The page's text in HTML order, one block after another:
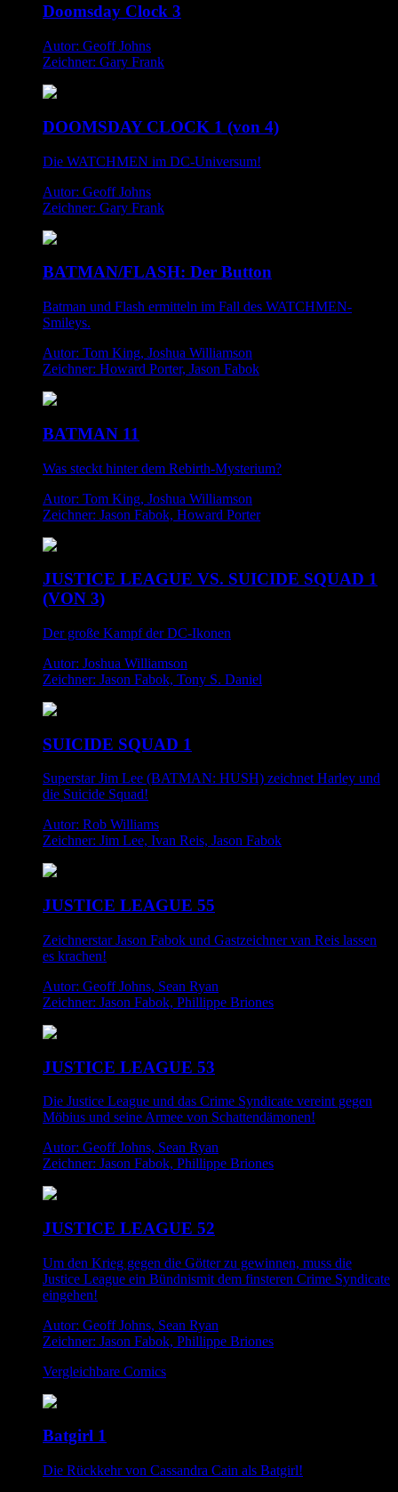
Doomsday Clock 3
Autor: Geoff Johns
Zeichner: Gary Frank
DOOMSDAY CLOCK 1 (von 4)
Die WATCHMEN im DC-Universum!
Autor: Geoff Johns
Zeichner: Gary Frank
BATMAN/FLASH: Der Button
Batman und Flash ermitteln im Fall des WATCHMEN-
Smileys.
Autor: Tom King, Joshua Williamson
Zeichner: Howard Porter, Jason Fabok
BATMAN 11
Was steckt hinter dem Rebirth-Mysterium?
Autor: Tom King, Joshua Williamson
Zeichner: Jason Fabok, Howard Porter
JUSTICE LEAGUE VS. SUICIDE SQUAD 1
(VON 3)
Der große Kampf der DC-Ikonen
Autor: Joshua Williamson
Zeichner: Jason Fabok, Tony S. Daniel
SUICIDE SQUAD 1
Superstar Jim Lee (BATMAN: HUSH) zeichnet Harley und
die Suicide Squad!
Autor: Rob Williams
Zeichner: Jim Lee, Ivan Reis, Jason Fabok
JUSTICE LEAGUE 55
Zeichnerstar Jason Fabok und Gastzeichner van Reis lassen
es krachen!
Autor: Geoff Johns, Sean Ryan
Zeichner: Jason Fabok, Phillippe Briones
JUSTICE LEAGUE 53
Die Justice League und das Crime Syndicate vereint gegen
Möbius und seine Armee von Schattendämonen!
Autor: Geoff Johns, Sean Ryan
Zeichner: Jason Fabok, Phillippe Briones
JUSTICE LEAGUE 52
Um den Krieg gegen die Götter zu gewinnen, muss die
Justice League ein Bündnismit dem finsteren Crime Syndicate
eingehen!
Autor: Geoff Johns, Sean Ryan
Zeichner: Jason Fabok, Phillippe Briones
Vergleichbare Comics
Batgirl 1
Die Rückkehr von Cassandra Cain als Batgirl!